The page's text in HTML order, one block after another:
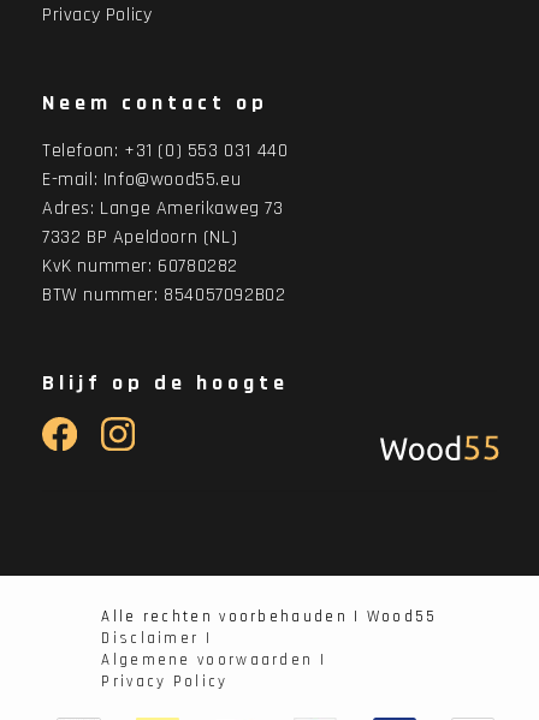
Privacy Policy
Neem contact op
Telefoon: +31 (0) 553 031 440
E-mail: Info@wood55.eu
Adres: Lange Amerikaweg 73
7332 BP Apeldoorn (NL)
KvK nummer: 60780282
BTW nummer: 854057092B02
Blijf op de hoogte
Alle rechten voorbehauden | Wood55
Disclaimer |
Algemene voorwaarden |
Privacy Policy